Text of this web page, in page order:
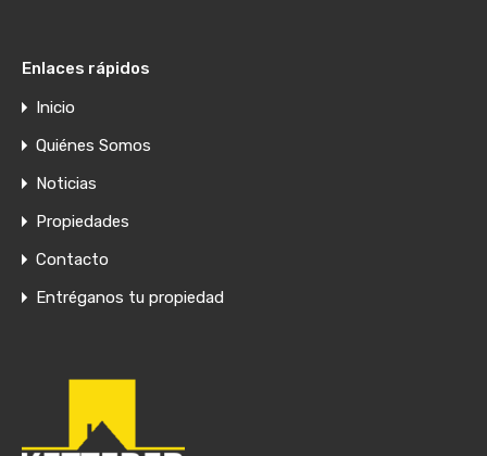
Enlaces rápidos
Inicio
Quiénes Somos
Noticias
Propiedades
Contacto
Entréganos tu propiedad